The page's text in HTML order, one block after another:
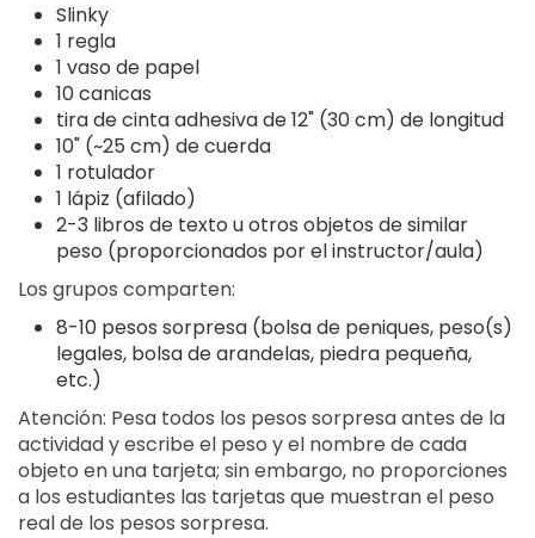
Slinky
1 regla
1 vaso de papel
10 canicas
tira de cinta adhesiva de 12" (30 cm) de longitud
10" (~25 cm) de cuerda
1 rotulador
1 lápiz (afilado)
2-3 libros de texto u otros objetos de similar
peso (proporcionados por el instructor/aula)
Los grupos comparten:
8-10 pesos sorpresa (bolsa de peniques, peso(s)
legales, bolsa de arandelas, piedra pequeña,
etc.)
Atención: Pesa todos los pesos sorpresa antes de la
actividad y escribe el peso y el nombre de cada
objeto en una tarjeta; sin embargo, no proporciones
a los estudiantes las tarjetas que muestran el peso
real de los pesos sorpresa.